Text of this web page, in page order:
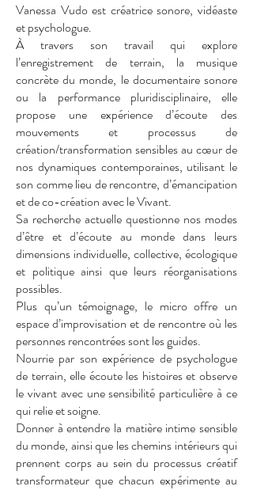
Vanessa Vudo est créatrice sonore, vidéaste
et psychologue.
À travers son travail qui explore
l’enregistrement de terrain, la musique
concrète du monde, le documentaire sonore
ou la performance pluridisciplinaire, elle
propose une expérience d’écoute des
mouvements et processus de
création/transformation sensibles au cœur de
nos dynamiques contemporaines, utilisant le
son comme lieu de rencontre, d’émancipation
et de co-création avec le Vivant.
Sa recherche actuelle questionne nos modes
d’être et d’écoute au monde dans leurs
dimensions individuelle, collective, écologique
et politique ainsi que leurs réorganisations
possibles.
Plus qu’un témoignage, le micro offre un
espace d’improvisation et de rencontre où les
personnes rencontrées sont les guides.
Nourrie par son expérience de psychologue
de terrain, elle écoute les histoires et observe
le vivant avec une sensibilité particulière à ce
qui relie et soigne.
Donner à entendre la matière intime sensible
du monde, ainsi que les chemins intérieurs qui
prennent corps au sein du processus créatif
transformateur que chacun expérimente au